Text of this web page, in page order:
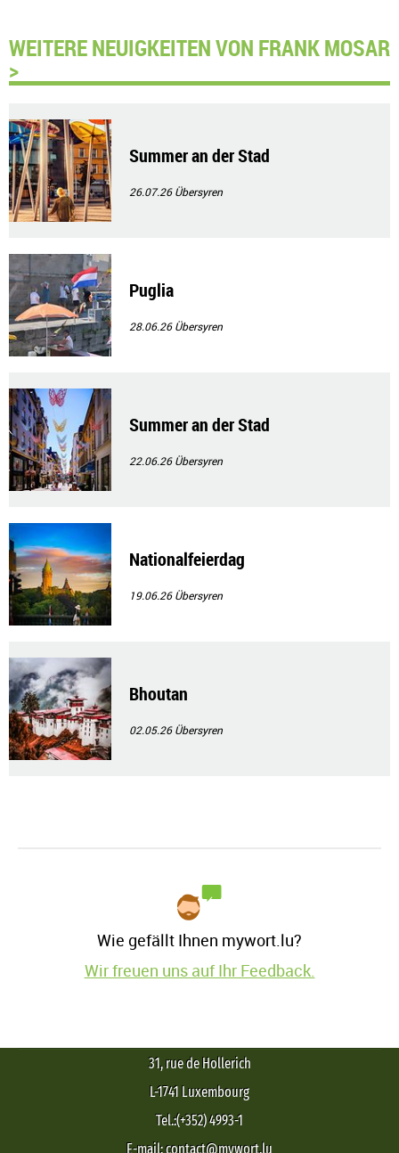
WEITERE NEUIGKEITEN VON FRANK MOSAR
>
Summer an der Stad
26.07.26Übersyren
Puglia
28.06.26Übersyren
Summer an der Stad
22.06.26Übersyren
Nationalfeierdag
19.06.26Übersyren
Bhoutan
02.05.26Übersyren
Wie gefällt Ihnen mywort.lu?
Wir freuen uns auf Ihr Feedback.
31, rue de Hollerich
L-1741 Luxembourg
Tel.:(+352) 4993-1
E-mail: contact@mywort.lu